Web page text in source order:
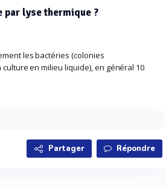
par lyse thermique ?
les bactéries (colonies
en milieu liquide), en général 10
Partager Répondre